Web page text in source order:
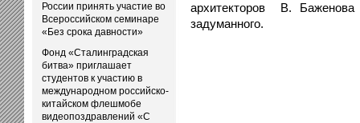
России принять участие во
Всероссийском семинаре
«Без срока давности»
Фонд «Сталинградская
битва» приглашает
студентов к участию в
международном российско-
китайском флешмобе
видеопоздравлений «С
архитекторов В.
задуманного.